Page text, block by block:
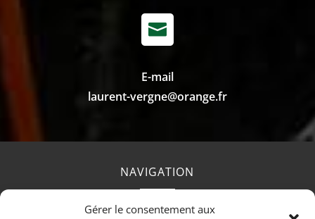
Gérer le consentement aux

E-mail
laurent-vergne@orange.fr
NAVIGATION
Accueil Contact Mentions Légales